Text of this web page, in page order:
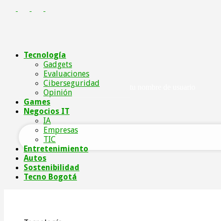
Tecnología
Gadgets
Evaluaciones
Ciberseguridad
Opinión
Games
Negocios IT
IA
Empresas
TIC
Entretenimiento
Autos
Sostenibilidad
Tecno Bogotá
tu contraseña